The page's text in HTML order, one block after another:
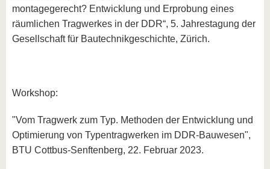
montagegerecht? Entwicklung und Erprobung eines
räumlichen Tragwerkes in der DDR“, 5. Jahrestagung der
Gesellschaft für Bautechnikgeschichte, Zürich.
Workshop:
"Vom Tragwerk zum Typ. Methoden der Entwicklung und
Optimierung von Typentragwerken im DDR-Bauwesen",
BTU Cottbus-Senftenberg, 22. Februar 2023.